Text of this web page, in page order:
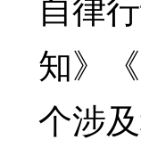
知》
个涉